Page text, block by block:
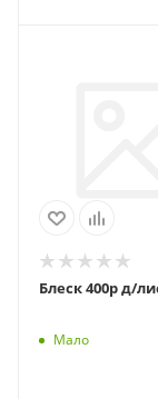
Блеск 400р д/
Мало